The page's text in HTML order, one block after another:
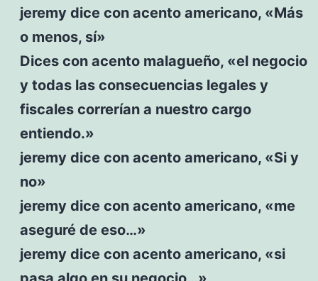
jeremy dice con acento americano, «Más
o menos, sí»
Dices con acento malagueño, «el negocio
y todas las consecuencias legales y
fiscales correrían a nuestro cargo
entiendo.»
jeremy dice con acento americano, «Si y
no»
jeremy dice con acento americano, «me
aseguré de eso…»
jeremy dice con acento americano, «si